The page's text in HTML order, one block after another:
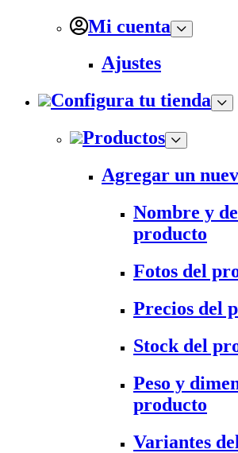
Mi cuenta
Ajustes
Configura tu tienda
Productos
Agregar un
Nombre y
producto
Fotos del
Precios del
Stock del
Peso y
producto
Variantes